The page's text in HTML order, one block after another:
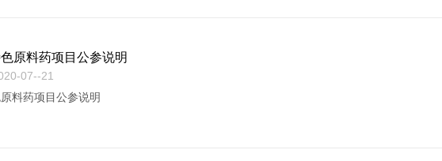
原料药项目公参说明
07--21
料药项目公参说明